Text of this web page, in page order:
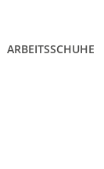
ARBEITSSCHUHE